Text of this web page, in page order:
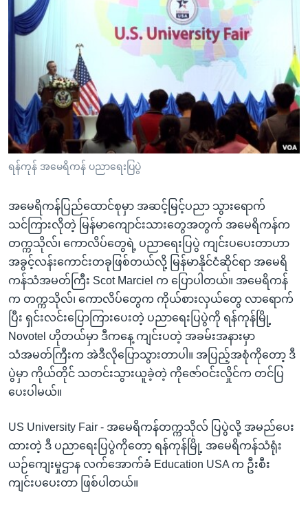
ကြည့်
စာမျက်နှာ
ကျော်
ကြည့်
ရှာဖွေ
ရန်
နေရာ
သို့
ကျော်
ရန်
အမေရိကန်သုံးအီဒီယံ
မကြေးမုံရဲ့ အင်္ဂလိပ်စာ
ရုပ်ရှင်ထဲက အင်္ဂလိပ်စာ
သုတပဒေသာ အင်္ဂလိပ်စာ
အပတ်စဉ်ကဏ္ဍများ
ရေဒီယို
ရေဒီယိုနှင့်ရုပ်သံ အချက်အလက်များ
ရေဒီယို/တီဗွီအစီအစဉ်
Learning English
ဗွီအိုအေ လူမှုကွန်ယက်များ
ဘာသာစကားများ
ရန်ကုန် အမေရိကန် ပညာရေးပြပွဲ
အမေရိကန်ပြည်ထောင်စုမှာ အဆင့်မြင့်ပညာ သွားရောက်
သင်ကြားလိုတဲ့ မြန်မာကျောင်းသားတွေအတွက် အမေရိကန်က
တက္ကသိုလ်၊ ကောလိပ်တွေရဲ့ ပညာရေးပြပွဲ ကျင်းပပေးတာဟာ
အခွင့်လန်းကောင်းတခုဖြစ်တယ်လို့ မြန်မာနိုင်ငံဆိုင်ရာ အမေရိ
ကန်သံအမတ်ကြီး Scot Marciel က ပြောပါတယ်။ အမေရိကန်
က တက္ကသိုလ်၊ ကောလိပ်တွေက ကိုယ်စားလှယ်တွေ လာရောက်
ပြီး ရှင်းလင်းပြောကြားပေးတဲ့ ပညာရေးပြပွဲကို ရန်ကုန်မြို့
Novotel ဟိုတယ်မှာ ဒီကနေ့ ကျင်းပတဲ့ အခမ်းအနားမှာ
သံအမတ်ကြီးက အဲဒီလိုပြောသွားတာပါ။ အပြည့်အစုံကိုတော့ ဒီ
ပွဲမှာ ကိုယ်တိုင် သတင်းသွားယူခဲ့တဲ့ ကိုဇော်ဝင်းလှိုင်က တင်ပြ
ပေးပါမယ်။
US University Fair - အမေရိကန်တက္ကသိုလ် ပြပွဲလို့ အမည်ပေး
ထားတဲ့ ဒီ ပညာရေးပြပွဲကိုတော့ ရန်ကုန်မြို့ အမေရိကန်သံရုံး
ယဉ်ကျေးမှုဌာန လက်အောက်ခံ Education USA က ဦးစီး
ကျင်းပပေးတာ ဖြစ်ပါတယ်။